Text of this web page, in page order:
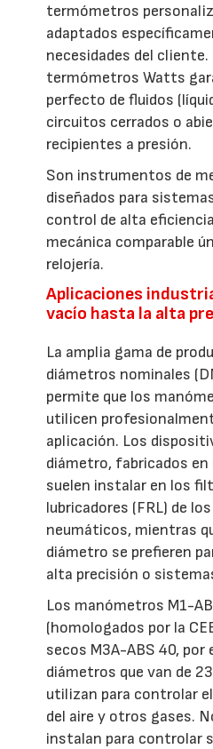
termómetros
adaptados
necesidades del
termómetros Watts
perfecto de fluidos
circuitos cerrados o
recipientes a presión.
Son instrumentos de
diseñados para
control de alta
mecánica comparable
relojería.
Aplicaciones
vacío hasta la alta
La amplia gama de
diámetros nominales
permite que los
utilicen
aplicación. Los
diámetro, fabricados
suelen instalar en los
lubricadores (FRL) de
neumáticos, mientras
diámetro se prefieren
alta precisión o
Los manómetros M1-
(homologados por la
secos M3A-ABS 40, por
diámetros que van de
utilizan para controlar
del aire y otros gases.
instalan para controlar